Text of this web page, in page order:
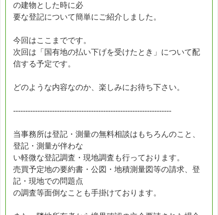
の建物とした時に必
要な登記について簡単にご紹介しました。
今回はここまでです。
次回は「国有地の払い下げを受けたとき」について配
信する予定です。
どのような内容なのか、楽しみにお待ち下さい。
-----------------------------------------------------------------
当事務所は登記・測量の無料相談はもちろんのこと、
登記・測量が伴わな
い軽微な登記調査・現地調査も行っております。
売買予定地の要約書・公図・地積測量図等の請求、登
記・現地での問題点
の調査等面倒なことも手掛けております。